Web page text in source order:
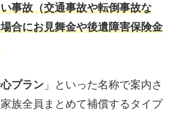
事故（交通事故や転倒事故な
合にお見舞金や後遺障害保険金
プラン 」といった名称で案内さ
族全員まとめて補償するタイプ